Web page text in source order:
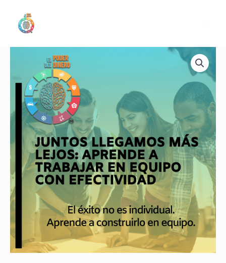
contenido
lejos:
Aprende
a
trabajar
en
equipo
con
efectividad
cantidad